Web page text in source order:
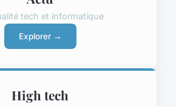
tech et informatique
Explorer →
High tech